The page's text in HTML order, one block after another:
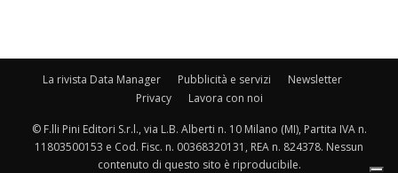
La rivista Data Manager Pubblicità e servizi
Newsletter
Privacy
Lavora con noi
© F.lli Pini Editori S.r.l., via L.B. Alberti n. 10 Milano (MI), Partita IVA n.
11803500153 e Cod. Fisc. n. 00368320131, REA n. 824378. Nessun
contenuto di questo sito è riproducibile.